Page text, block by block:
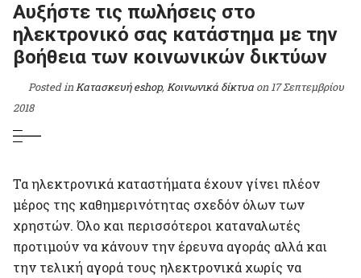
Αυξήστε τις πωλήσεις στο
ηλεκτρονικό σας κατάστημα με την
βοήθεια των κοινωνικών δικτύων
Posted in Κατασκευή eshop, Κοινωνικά δίκτυα on 17 Σεπτεμβρίου
2018
Τα ηλεκτρονικά καταστήματα έχουν γίνει πλέον
μέρος της καθημερινότητας σχεδόν όλων των
χρηστών. Όλο και περισσότεροι καταναλωτές
προτιμούν να κάνουν την έρευνα αγοράς αλλά και
την τελική αγορά τους ηλεκτρονικά χωρίς να